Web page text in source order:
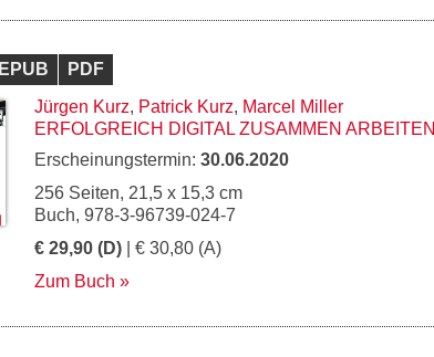
EPUB
PDF
Jürgen Kurz, Patrick Kurz, Marcel Miller
ERFOLGREICH DIGITAL ZUSAMMEN ARBEITEN
Erscheinungstermin: 30.06.2020
256 Seiten, 21,5 x 15,3 cm
Buch, 978-3-96739-024-7
€ 29,90 (D) | € 30,80 (A)
Zum Buch